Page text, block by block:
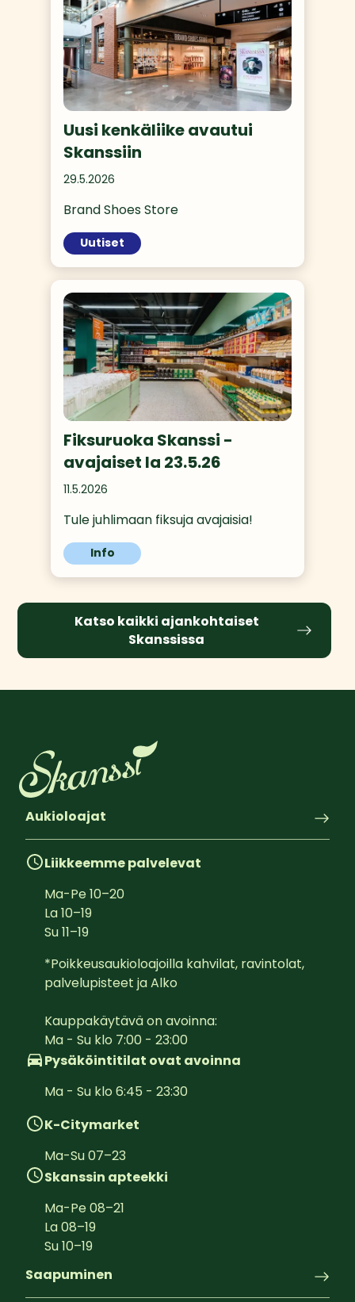
Uusi kenkäliike avautui
Skanssiin
29.5.2026
Brand Shoes Store
Uutiset
Fiksuruoka Skanssi -
avajaiset la 23.5.26
11.5.2026
Tule juhlimaan fiksuja avajaisia!
Info
Katso kaikki ajankohtaiset
Skanssissa
Aukioloajat
Liikkeemme palvelevat
Ma-Pe10–20
La10–19
Su11–19
*Poikkeusaukioloajoilla kahvilat, ravintolat,
palvelupisteet ja Alko
Kauppakäytävä on avoinna:
Ma - Su klo 7:00 - 23:00
Pysäköintitilat ovat avoinna
Ma - Su klo 6:45 - 23:30
K-Citymarket
Ma-Su07–23
Skanssin apteekki
Ma-Pe08–21
La08–19
Su10–19
Saapuminen